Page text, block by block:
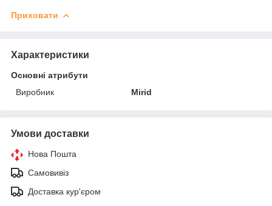
Приховати
Характеристики
Основні атрибути
Виробник
Mirid
Умови доставки
Нова Пошта
Самовивіз
Доставка кур'єром